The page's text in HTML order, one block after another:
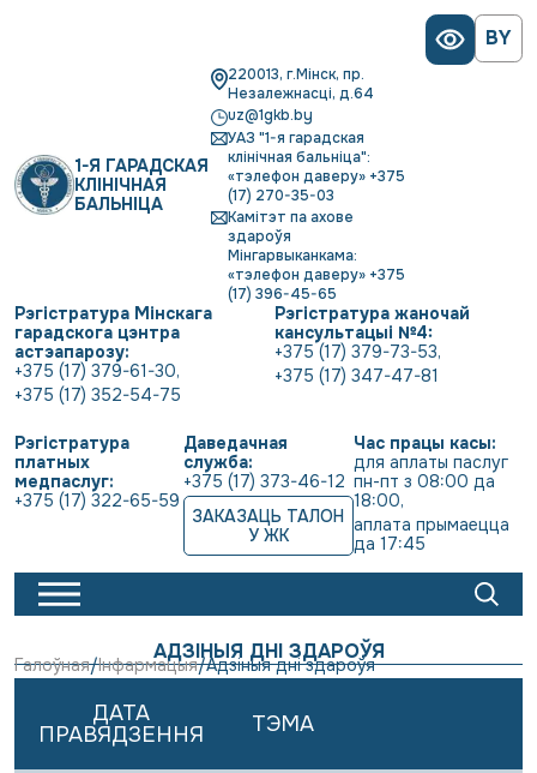
BY
1-Я ГАРАДСКАЯ
КЛІНІЧНАЯ
БАЛЬНІЦА
220013, г.Мінск, пр.
Незалежнасці, д.64
uz@1gkb.by
УАЗ "1-я гарадская
клінічная бальніца":
«тэлефон даверу» +375
(17) 270-35-03
Камітэт па ахове
здароўя
Мінгарвыканкама:
«тэлефон даверу» +375
(17) 396-45-65
Рэгістратура Мінскага
гарадскога цэнтра
астэапарозу:
+375 (17) 379-61-30,
+375 (17) 352-54-75
Рэгістратура жаночай
кансультацыі №4:
+375 (17) 379-73-53,
+375 (17) 347-47-81
Рэгістратура
платных
медпаслуг:
+375 (17) 322-65-59
Даведачная
служба:
+375 (17) 373-46-12
ЗАКАЗАЦЬ ТАЛОН
У ЖК
Час працы касы:
для аплаты паслуг
пн-пт з 08:00 да
18:00,
аплата прымаецца
да 17:45
Галоўная Інфармацыя Адзіныя дні здароўя
АДЗІНЫЯ ДНІ ЗДАРОЎЯ
ДАТА
ПРАВЯДЗЕННЯ
ТЭМА